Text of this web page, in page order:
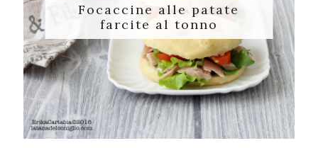
Focaccine alle patate
farcite al tonno